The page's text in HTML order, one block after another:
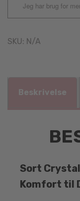
Jeg har brug for
SKU: N/A
Beskrivelse
Sort
Komfort til